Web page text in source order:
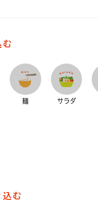
む
麺 サラダ
込む